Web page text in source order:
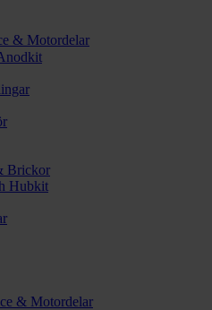
& Motordelar
Brickor
Hubkit
& Motordelar